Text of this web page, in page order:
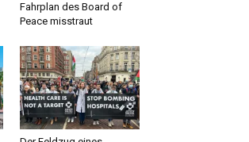
Fahrplan des Board of
Peace misstraut